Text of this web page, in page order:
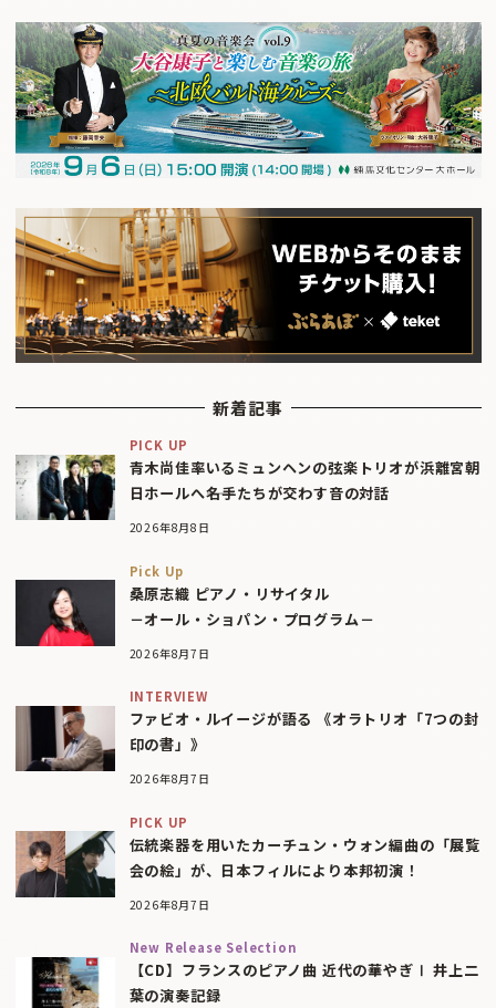
新着記事
PICK UP
青木尚佳率いるミュンヘンの弦楽トリオが浜離宮朝
日ホールへ――名手たちが交わす音の対話
2026年8月8日
Pick Up
桑原志織 ピアノ・リサイタル
－オール・ショパン・プログラム－
2026年8月7日
INTERVIEW
ファビオ・ルイージが語る 《オラトリオ「7つの封
印の書」》
2026年8月7日
PICK UP
伝統楽器を用いたカーチュン・ウォン編曲の「展覧
会の絵」が、日本フィルにより本邦初演！
2026年8月7日
New Release Selection
【CD】フランスのピアノ曲 近代の華やぎⅠ 井上二
葉の演奏記録